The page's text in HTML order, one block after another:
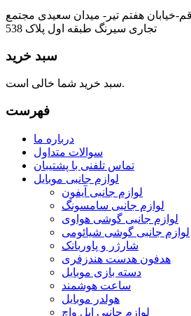
هفتم تیر- میدان سعیدی مجتمع
تجاری سیرنگ طبقه اول پلاک 538
سبد خرید
سبد خرید شما خالی است.
فهرست
درباره ما
سوالات متداول
تماس تلفنی با پشتیبان
لوازم جانبی موبایل
لوازم جانبی آیفون
لوازم جانبی سامسونگ
لوازم جانبی گوشی هواوی
لوازم جانبی گوشی شیائومی
شارژر و پاوربانک
هدفون هدست هندزفری
دسته بازی موبایل
ساعت هوشمند
هولدر موبایل
لوازم جانبی اپل واچ